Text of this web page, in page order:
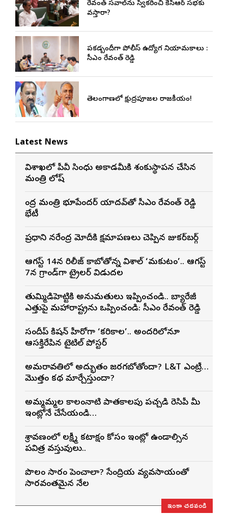
రేవంత్ సవాల్‌ను స్వీకరించి కేసీఆర్ సభకు
వస్తారా?
పకడ్బందీగా పోలీస్ ఉద్యోగ నియామకాలు :
సీఎం రేవంత్‌ రెడ్డి
తెలంగాణలో క్షుద్రపూజల రాజకీయం!
Latest News
విశాఖలో పీవీ సింధు అకాడమీకి శంకుస్థాపన చేసిన
మంత్రి లోకేష్
కేంద్ర మంత్రి భూపేందర్ యాదవ్‌తో సీఎం రేవంత్ రెడ్డి
భేటీ
ప్రధాని నరేంద్ర మోదీకి క్షమాపణలు చెప్పిన జుకర్‌బర్గ్
ఆగస్ట్ 14న రిలీజ్ కాబోతోన్న విశాల్ ‘మకుటం’.. ఆగస్ట్
7న గ్రాండ్‌గా ట్రైలర్ విడుదల
తుమ్మిడిహెట్టికి అనుమ‌తులు ఇప్పించండి.. బ్యారేజీ
ఎత్తుపై మ‌హారాష్ట్రను ఒప్పించండి: సీఎం రేవంత్ రెడ్డి
సందీప్ కిషన్ హీరోగా ‘కరికాల’.. అందరిలోనూ
ఆసక్తిరేపిన టైటిల్ పోస్టర్
అమరావతిలో అద్భుతం జరగబోతోందా? L&T ఎంట్రీ…
మొత్తం కథ మార్చేస్తుందా?
అమ్మమ్మల కాలంనాటి పాతకాలపు పచ్చడి రెసిపీ మీ
ఇంట్లోనే చేసేయండి…
శ్రావణంలో లక్ష్మీ కటాక్షం కోసం ఇంట్లో ఉండాల్సిన
పవిత్ర వస్తువులు..
పొలం సారం పెంచాలా? సేంద్రియ వ్యవసాయంతో
సారవంతమైన నేల
ఇంకా చదవండి